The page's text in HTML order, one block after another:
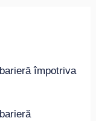
împotriva